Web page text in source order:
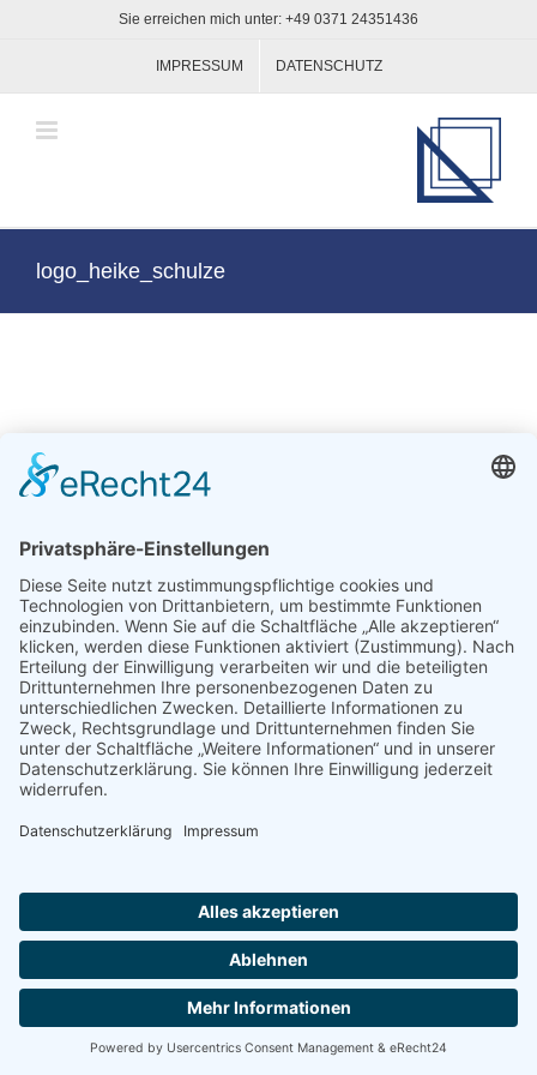
Sie erreichen mich unter: +49 0371 24351436
IMPRESSUM DATENSCHUTZ
logo_heike_schulze
INGENEURBÜRO FÜR BAUPLANUNG HEIKE
SCHULZE – PLANUNG – REALISIERUNG –
BETREUUNG